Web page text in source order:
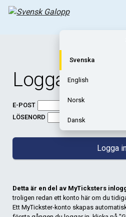
Svenska
English
Norsk
Dansk
Logga in
E-POST
LÖSENORD
Logga
Detta är en del av MyTicksters
troligen redan ett konto här om du
Ett MyTickster-konto skapas